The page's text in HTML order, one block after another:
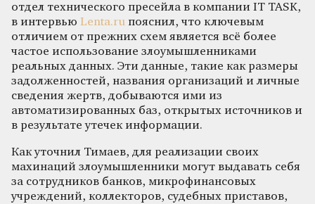
отдел технического пресейла в компании IT TASK,
в интервью Lenta.ru пояснил, что ключевым
отличием от прежних схем является всё более
частое использование злоумышленниками
реальных данных. Эти данные, такие как размеры
задолженностей, названия организаций и личные
сведения жертв, добываются ими из
автоматизированных баз, открытых источников и
в результате утечек информации.
Как уточнил Тимаев, для реализации своих
махинаций злоумышленники могут выдавать себя
за сотрудников банков, микрофинансовых
учреждений, коллекторов, судебных приставов,